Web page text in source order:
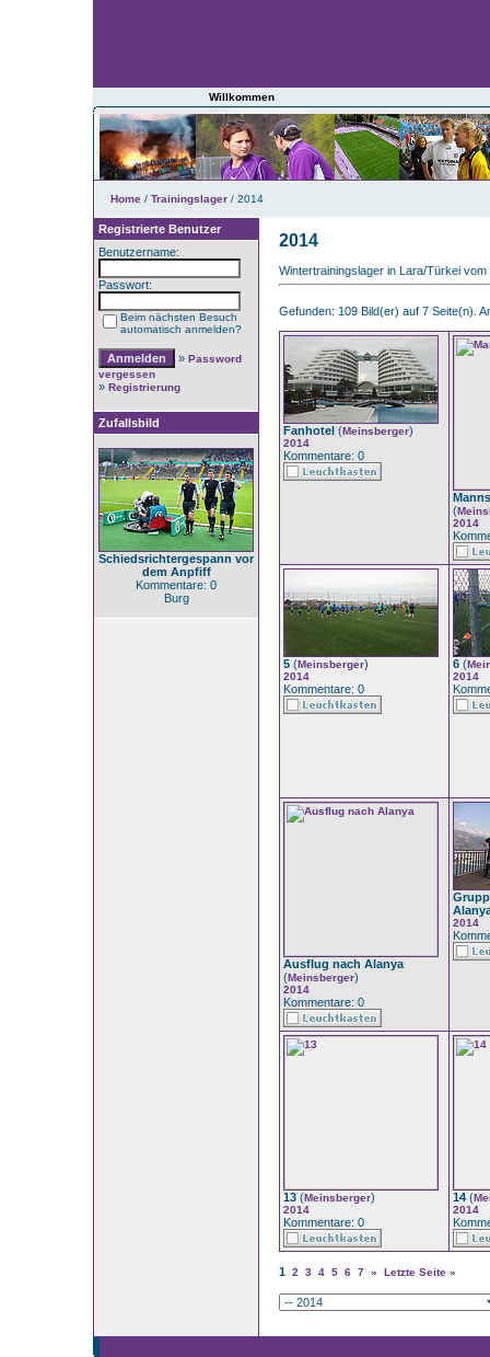
Willkommen
Home / Trainingslager / 2014
Registrierte Benutzer
Benutzername:
Passwort:
Beim nächsten Besuch
automatisch anmelden?
» Password
vergessen
» Registrierung
Zufallsbild
Schiedsrichtergespann vor
dem Anpfiff
Kommentare: 0
Burg
2014
Wintertrainingslager in Lara/Türkei
Gefunden: 109 Bild(er) auf 7 Seite(n).
Fanhotel (Meinsberger)
2014
Kommentare: 0
(
2014
5 (Meinsberger)
2014
Kommentare: 0
6 (
2014
Ausflug nach Alanya
(Meinsberger)
2014
Kommentare: 0
2014
13 (Meinsberger)
2014
Kommentare: 0
14 (
2014
1 2 3 4 5 6 7 » Letzte Seite »